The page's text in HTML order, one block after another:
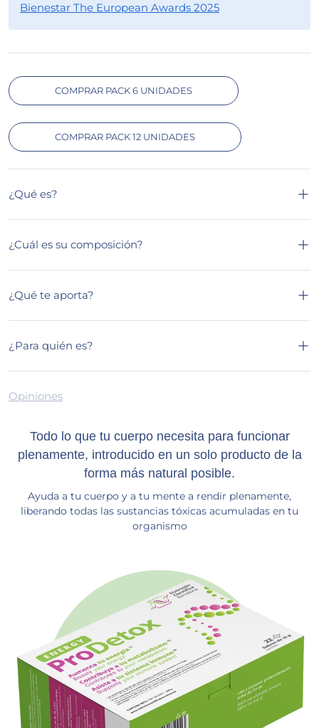
Bienestar The European Awards 2025
COMPRAR PACK 6 UNIDADES
COMPRAR PACK 12 UNIDADES
¿Qué es?
¿Cuál es su composición?
¿Qué te aporta?
¿Para quién es?
Opiniones
Todo lo que tu cuerpo necesita para funcionar
plenamente, introducido en un solo producto de la
forma más natural posible.
Ayuda a tu cuerpo y a tu mente a rendir plenamente,
liberando todas las sustancias tóxicas acumuladas en tu
organismo